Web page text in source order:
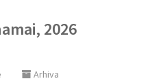
2026
Arhiva